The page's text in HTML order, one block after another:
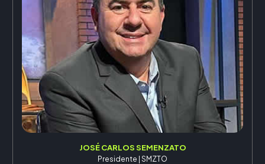
JOSÉ CARLOS SEMENZATO
Presidente | SMZTO